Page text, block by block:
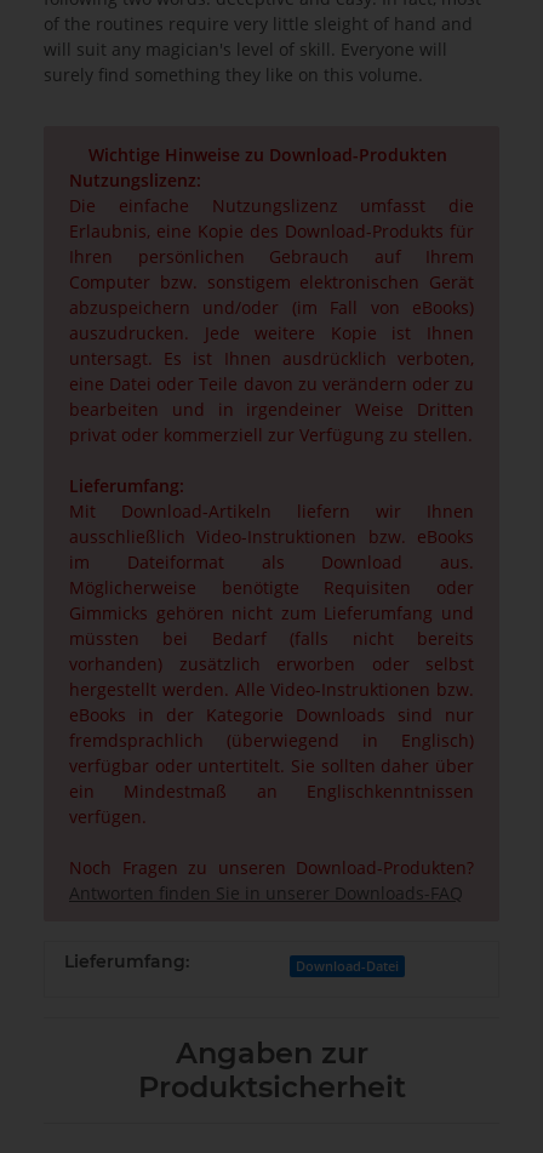
of the routines require very little sleight of hand and
will suit any magician's level of skill. Everyone will
surely find something they like on this volume.
Wichtige Hinweise zu Download-Produkten
Nutzungslizenz:
Die einfache Nutzungslizenz umfasst die
Erlaubnis, eine Kopie des Download-Produkts für
Ihren persönlichen Gebrauch auf Ihrem
Computer bzw. sonstigem elektronischen Gerät
abzuspeichern und/oder (im Fall von eBooks)
auszudrucken. Jede weitere Kopie ist Ihnen
untersagt. Es ist Ihnen ausdrücklich verboten,
eine Datei oder Teile davon zu verändern oder zu
bearbeiten und in irgendeiner Weise Dritten
privat oder kommerziell zur Verfügung zu stellen.
Lieferumfang:
Mit Download-Artikeln liefern wir Ihnen
ausschließlich Video-Instruktionen bzw. eBooks
im Dateiformat als Download aus.
Möglicherweise benötigte Requisiten oder
Gimmicks gehören nicht zum Lieferumfang und
müssten bei Bedarf (falls nicht bereits
vorhanden) zusätzlich erworben oder selbst
hergestellt werden. Alle Video-Instruktionen bzw.
eBooks in der Kategorie Downloads sind nur
fremdsprachlich (überwiegend in Englisch)
verfügbar oder untertitelt. Sie sollten daher über
ein Mindestmaß an Englischkenntnissen
verfügen.
Noch Fragen zu unseren Download-Produkten?
Antworten finden Sie in unserer Downloads-FAQ
Lieferumfang: Download-Datei
Angaben zur
Produktsicherheit